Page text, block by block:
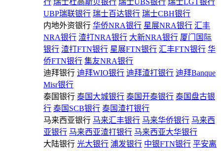
行 瑞士杜高斯贝银行 瑞士UBS银行 瑞士LGT银行
UBP瑞联银行 瑞士百达银行 瑞士CBH银行
内地外资银行 华侨NRA银行 星展NRA银行 汇丰
NRA银行 渣打NRA银行 大新NRA银行 厦门国际
银行 渣打FTN银行 星展FTN银行 汇丰FTN银行 华
侨FTN银行 集友NRA银行
迪拜银行 迪拜WIO银行 迪拜渣打银行 迪拜Banque
Misr银行
泰国银行 泰国大城银行 泰国开泰银行 泰国盘古银
行 泰国SCB银行 泰国渣打银行
马来西亚银行 马来汇丰银行 马来华侨银行 马来西
亚银行 马来西亚渣打银行 马来西亚大华银行
大陆银行 光大银行 浦发银行 中银FTN银行 平安离